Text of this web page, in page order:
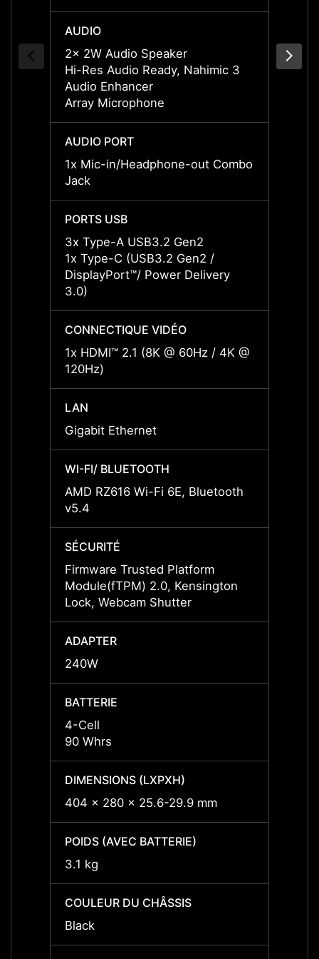
AUDIO
2x 2W Audio Speaker
Hi-Res Audio Ready, Nahimic 3
Audio Enhancer
Array Microphone
2x
AUDIO PORT
1x Mic-in/Headphone-out Combo
Jack
PORTS USB
3x Type-A USB3.2 Gen2
1x Type-C (USB3.2 Gen2 /
DisplayPort™/ Power Delivery
3.0)
CONNECTIQUE VIDÉO
1x HDMI™ 2.1 (8K @ 60Hz / 4K @
120Hz)
LAN
Gigabit Ethernet
WI-FI/ BLUETOOTH
AMD RZ616 Wi-Fi 6E, Bluetooth
v5.4
SÉCURITÉ
Firmware Trusted Platform
Module(fTPM) 2.0, Kensington
Lock, Webcam Shutter
ADAPTER
240W
BATTERIE
4-Cell
90 Whrs
DIMENSIONS (LXPXH)
404 x 280 x 25.6-29.9 mm
POIDS (AVEC BATTERIE)
3.1 kg
COULEUR DU CHÂSSIS
Black